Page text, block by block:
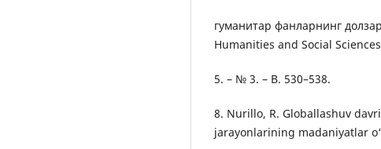
гуманитар фанларнинг
Humanities and Social
5. – № 3. – B. 530–538.
8. Nurillo, R. Globallashuv
jarayonlarining madaniyatlar